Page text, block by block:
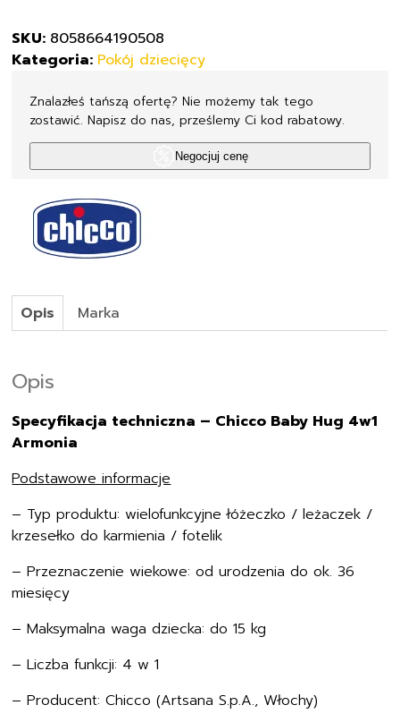
SKU: 8058664190508
Kategoria: Pokój dziecięcy
Znalazłeś tańszą ofertę? Nie możemy tak tego
zostawić. Napisz do nas, prześlemy Ci kod rabatowy.
Negocjuj cenę
Opis Marka
Opis
Specyfikacja techniczna – Chicco Baby Hug 4w1
Armonia
Podstawowe informacje
– Typ produktu: wielofunkcyjne łóżeczko / leżaczek /
krzesełko do karmienia / fotelik
– Przeznaczenie wiekowe: od urodzenia do ok. 36
miesięcy
– Maksymalna waga dziecka: do 15 kg
– Liczba funkcji: 4 w 1
– Producent: Chicco (Artsana S.p.A., Włochy)